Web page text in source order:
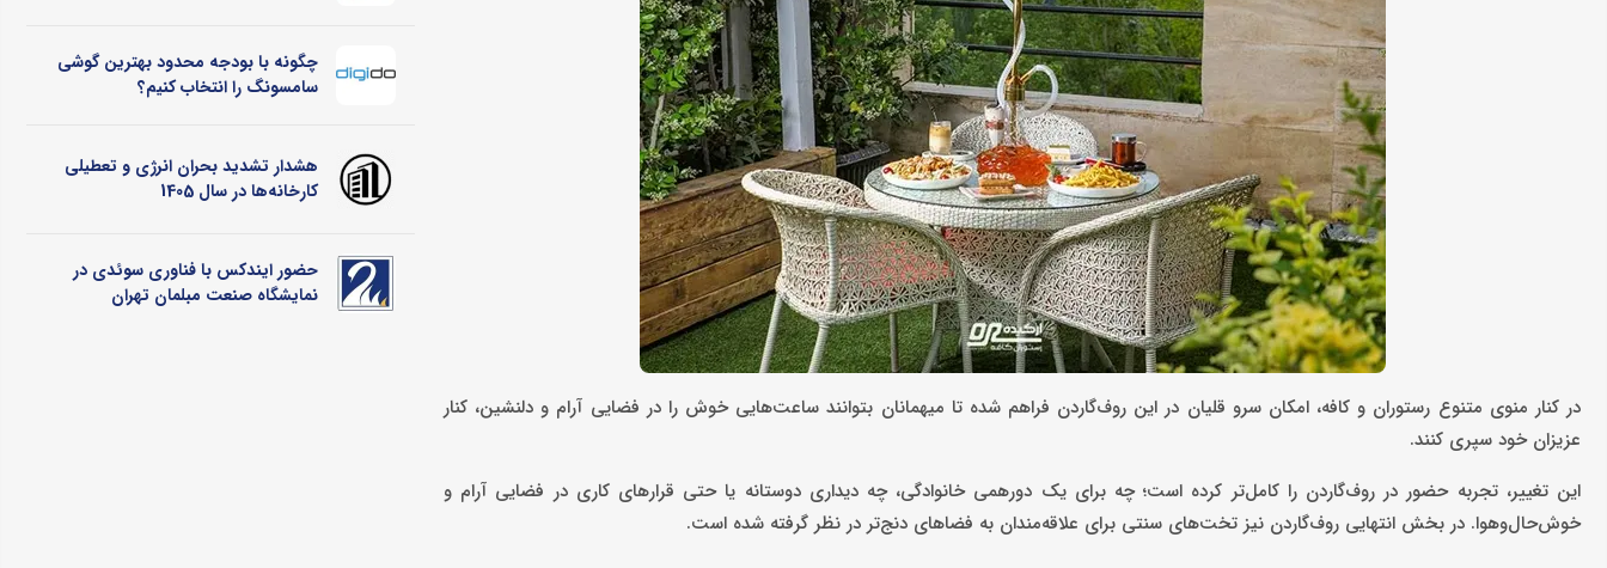
در کنار منوی متنوع رستوران و کافه، امکان سرو قلیان در این روف‌گاردن فراهم شده تا میهمانان بتوانند ساعت‌هایی خوش را در فضایی آرام و دلنشین، کنار
عزیزان خود سپری کنند.
این تغییر، تجربه حضور در روف‌گاردن را کامل‌تر کرده است؛ چه برای یک دورهمی خانوادگی، چه دیداری دوستانه یا حتی قرارهای کاری در فضایی آرام و
خوش‌حال‌وهوا. در بخش انتهایی روف‌گاردن نیز تخت‌های سنتی برای علاقه‌مندان به فضاهای دنج‌تر در نظر گرفته شده است.
چگونه با بودجه محدود بهترین گوشی
سامسونگ را انتخاب کنیم؟
هشدار تشدید بحران انرژی و تعطیلی
کارخانه‌ها در سال 1405
حضور ایندکس با فناوری سوئدی در
نمایشگاه صنعت مبلمان تهران